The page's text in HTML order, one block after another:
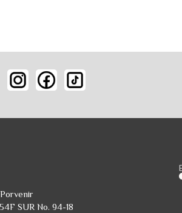
SUR No. 94-18